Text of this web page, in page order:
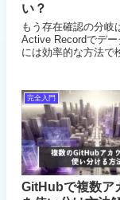
い？
もう存在確認の分岐
Active Recordでデ
には効率的な方法で
では
find_or_initialize_by
説
完全入門
GitHubで複数ア